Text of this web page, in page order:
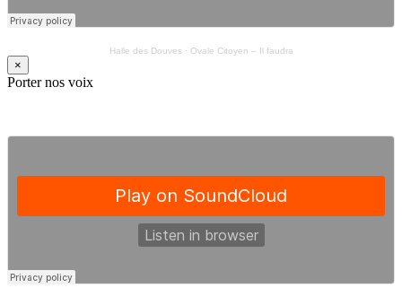
Halle des Douves· Ovale Citoyen – Il faudra
×
Porter nos voix